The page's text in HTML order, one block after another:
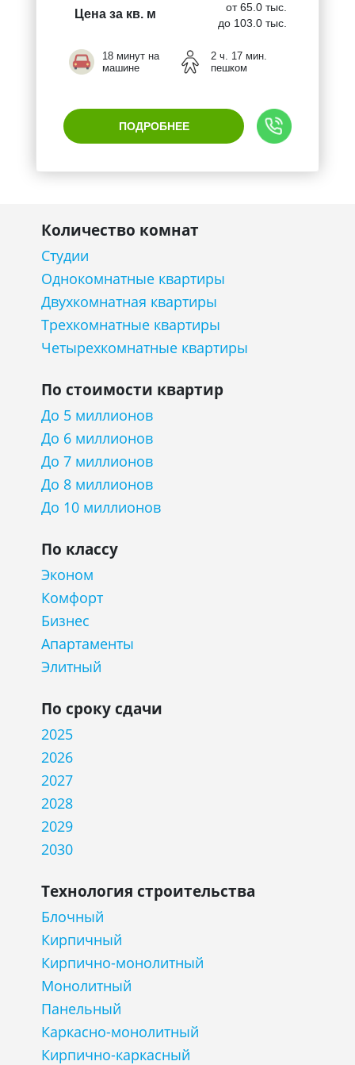
Цена за кв. м
от 65.0 тыс.
до 103.0 тыс.
18 минут на
машине
2 ч. 17 мин.
пешком
ПОДРОБНЕЕ
Количество комнат
Студии
Однокомнатные квартиры
Двухкомнатная квартиры
Трехкомнатные квартиры
Четырехкомнатные квартиры
По стоимости квартир
До 5 миллионов
До 6 миллионов
До 7 миллионов
До 8 миллионов
До 10 миллионов
По классу
Эконом
Комфорт
Бизнес
Апартаменты
Элитный
По сроку сдачи
2025
2026
2027
2028
2029
2030
Технология строительства
Блочный
Кирпичный
Кирпично-монолитный
Монолитный
Панельный
Каркасно-монолитный
Кирпично-каркасный